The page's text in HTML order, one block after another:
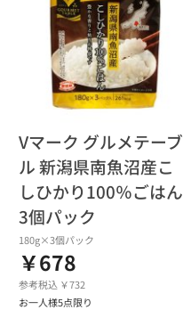
Vマーク グルメテーブ
ル 新潟県南魚沼産こ
しひかり100％ごはん
3個パック
180g×3個パック
￥678
参考税込 ￥732
お一人様5点限り